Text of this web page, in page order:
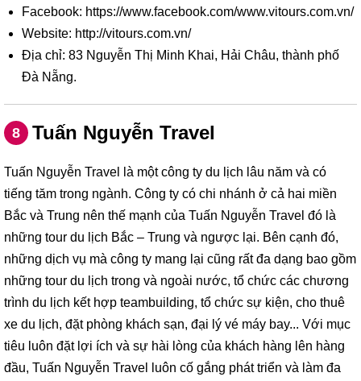
Facebook: https://www.facebook.com/www.vitours.com.vn/
Website: http://vitours.com.vn/
Địa chỉ: 83 Nguyễn Thị Minh Khai, Hải Châu, thành phố
Đà Nẵng.
8 Tuấn Nguyễn Travel
Tuấn Nguyễn Travel là một công ty du lịch lâu năm và có
tiếng tăm trong ngành. Công ty có chi nhánh ở cả hai miền
Bắc và Trung nên thế mạnh của Tuấn Nguyễn Travel đó là
những tour du lịch Bắc – Trung và ngược lại. Bên cạnh đó,
những dịch vụ mà công ty mang lại cũng rất đa dạng bao gồm
những tour du lịch trong và ngoài nước, tổ chức các chương
trình du lịch kết hợp teambuilding, tổ chức sự kiện, cho thuê
xe du lịch, đặt phòng khách sạn, đại lý vé máy bay... Với mục
tiêu luôn đặt lợi ích và sự hài lòng của khách hàng lên hàng
đầu, Tuấn Nguyễn Travel luôn cố gắng phát triển và làm đa